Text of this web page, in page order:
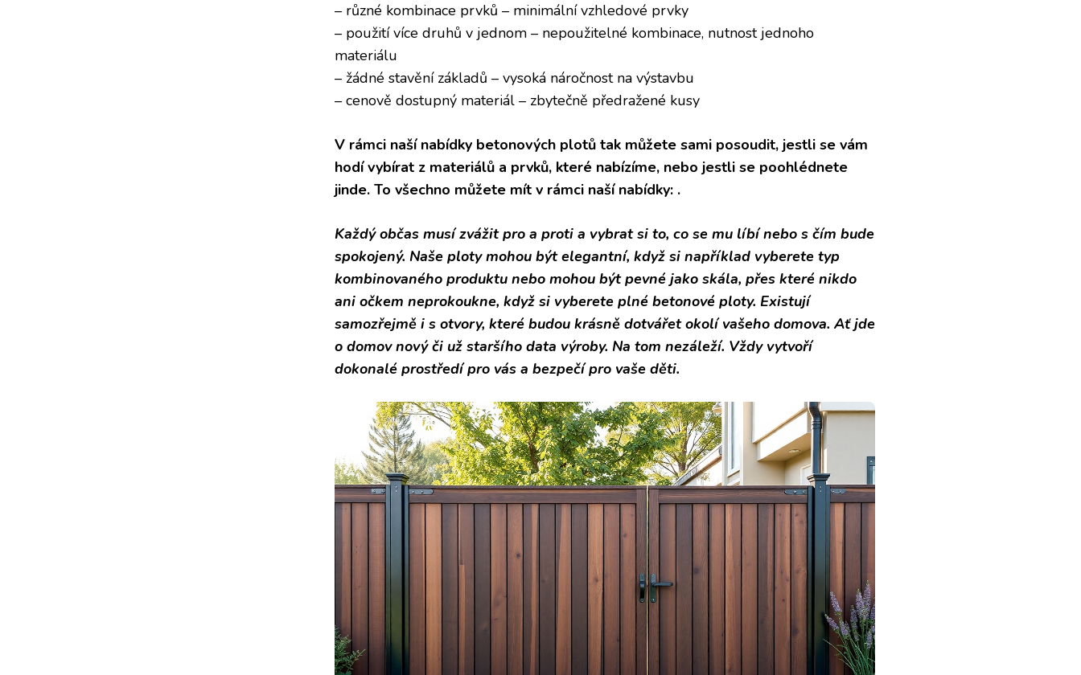
– různé kombinace prvků – minimální vzhledové prvky
– použití více druhů v jednom – nepoužitelné kombinace, nutnost jednoho
materiálu
– žádné stavění základů – vysoká náročnost na výstavbu
– cenově dostupný materiál – zbytečně předražené kusy
V rámci naší nabídky betonových plotů tak můžete sami posoudit, jestli se vám
hodí vybírat z materiálů a prvků, které nabízíme, nebo jestli se poohlédnete
jinde. To všechno můžete mít v rámci naší nabídky: .
Každý občas musí zvážit pro a proti a vybrat si to, co se mu líbí nebo s čím bude
spokojený. Naše ploty mohou být elegantní, když si například vyberete typ
kombinovaného produktu nebo mohou být pevné jako skála, přes které nikdo
ani očkem neprokoukne, když si vyberete plné betonové ploty. Existují
samozřejmě i s otvory, které budou krásně dotvářet okolí vašeho domova. Ať jde
o domov nový či už staršího data výroby. Na tom nezáleží. Vždy vytvoří
dokonalé prostředí pro vás a bezpečí pro vaše děti.